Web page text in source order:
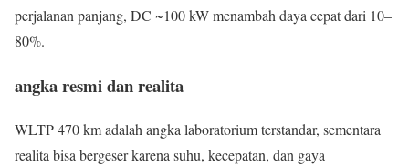
perjalanan panjang, DC ~100 kW menambah daya cepat dari 10–
80%.
angka resmi dan realita
WLTP 470 km adalah angka laboratorium terstandar, sementara
realita bisa bergeser karena suhu, kecepatan, dan gaya